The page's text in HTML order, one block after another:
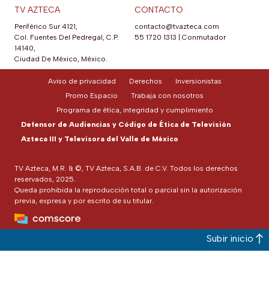
TV AZTECA
Periférico Sur 4121,
Col. Fuentes Del Pedregal, C.P.
14140,
Ciudad De México, México.
CONTACTO
contacto@tvazteca.com
55 1720 1313
Conmutador
TV Azteca, M.R. & ©, TV Azteca, S.A.B. de C.V. Todos los derechos
reservados, 2025.
Queda prohibida la reproducción total o parcial sin la autorización
previa, expresa y por escrito de su titular.
Aviso de privacidad Derechos
Inversionistas
Promo Espacio
Trabaja con nosotros
Programa de ética, integridad y cumplimiento
Defensor de Audiencias y Código de Ética de Televisión
Azteca III y Televisora del Valle de México
Subir inicio